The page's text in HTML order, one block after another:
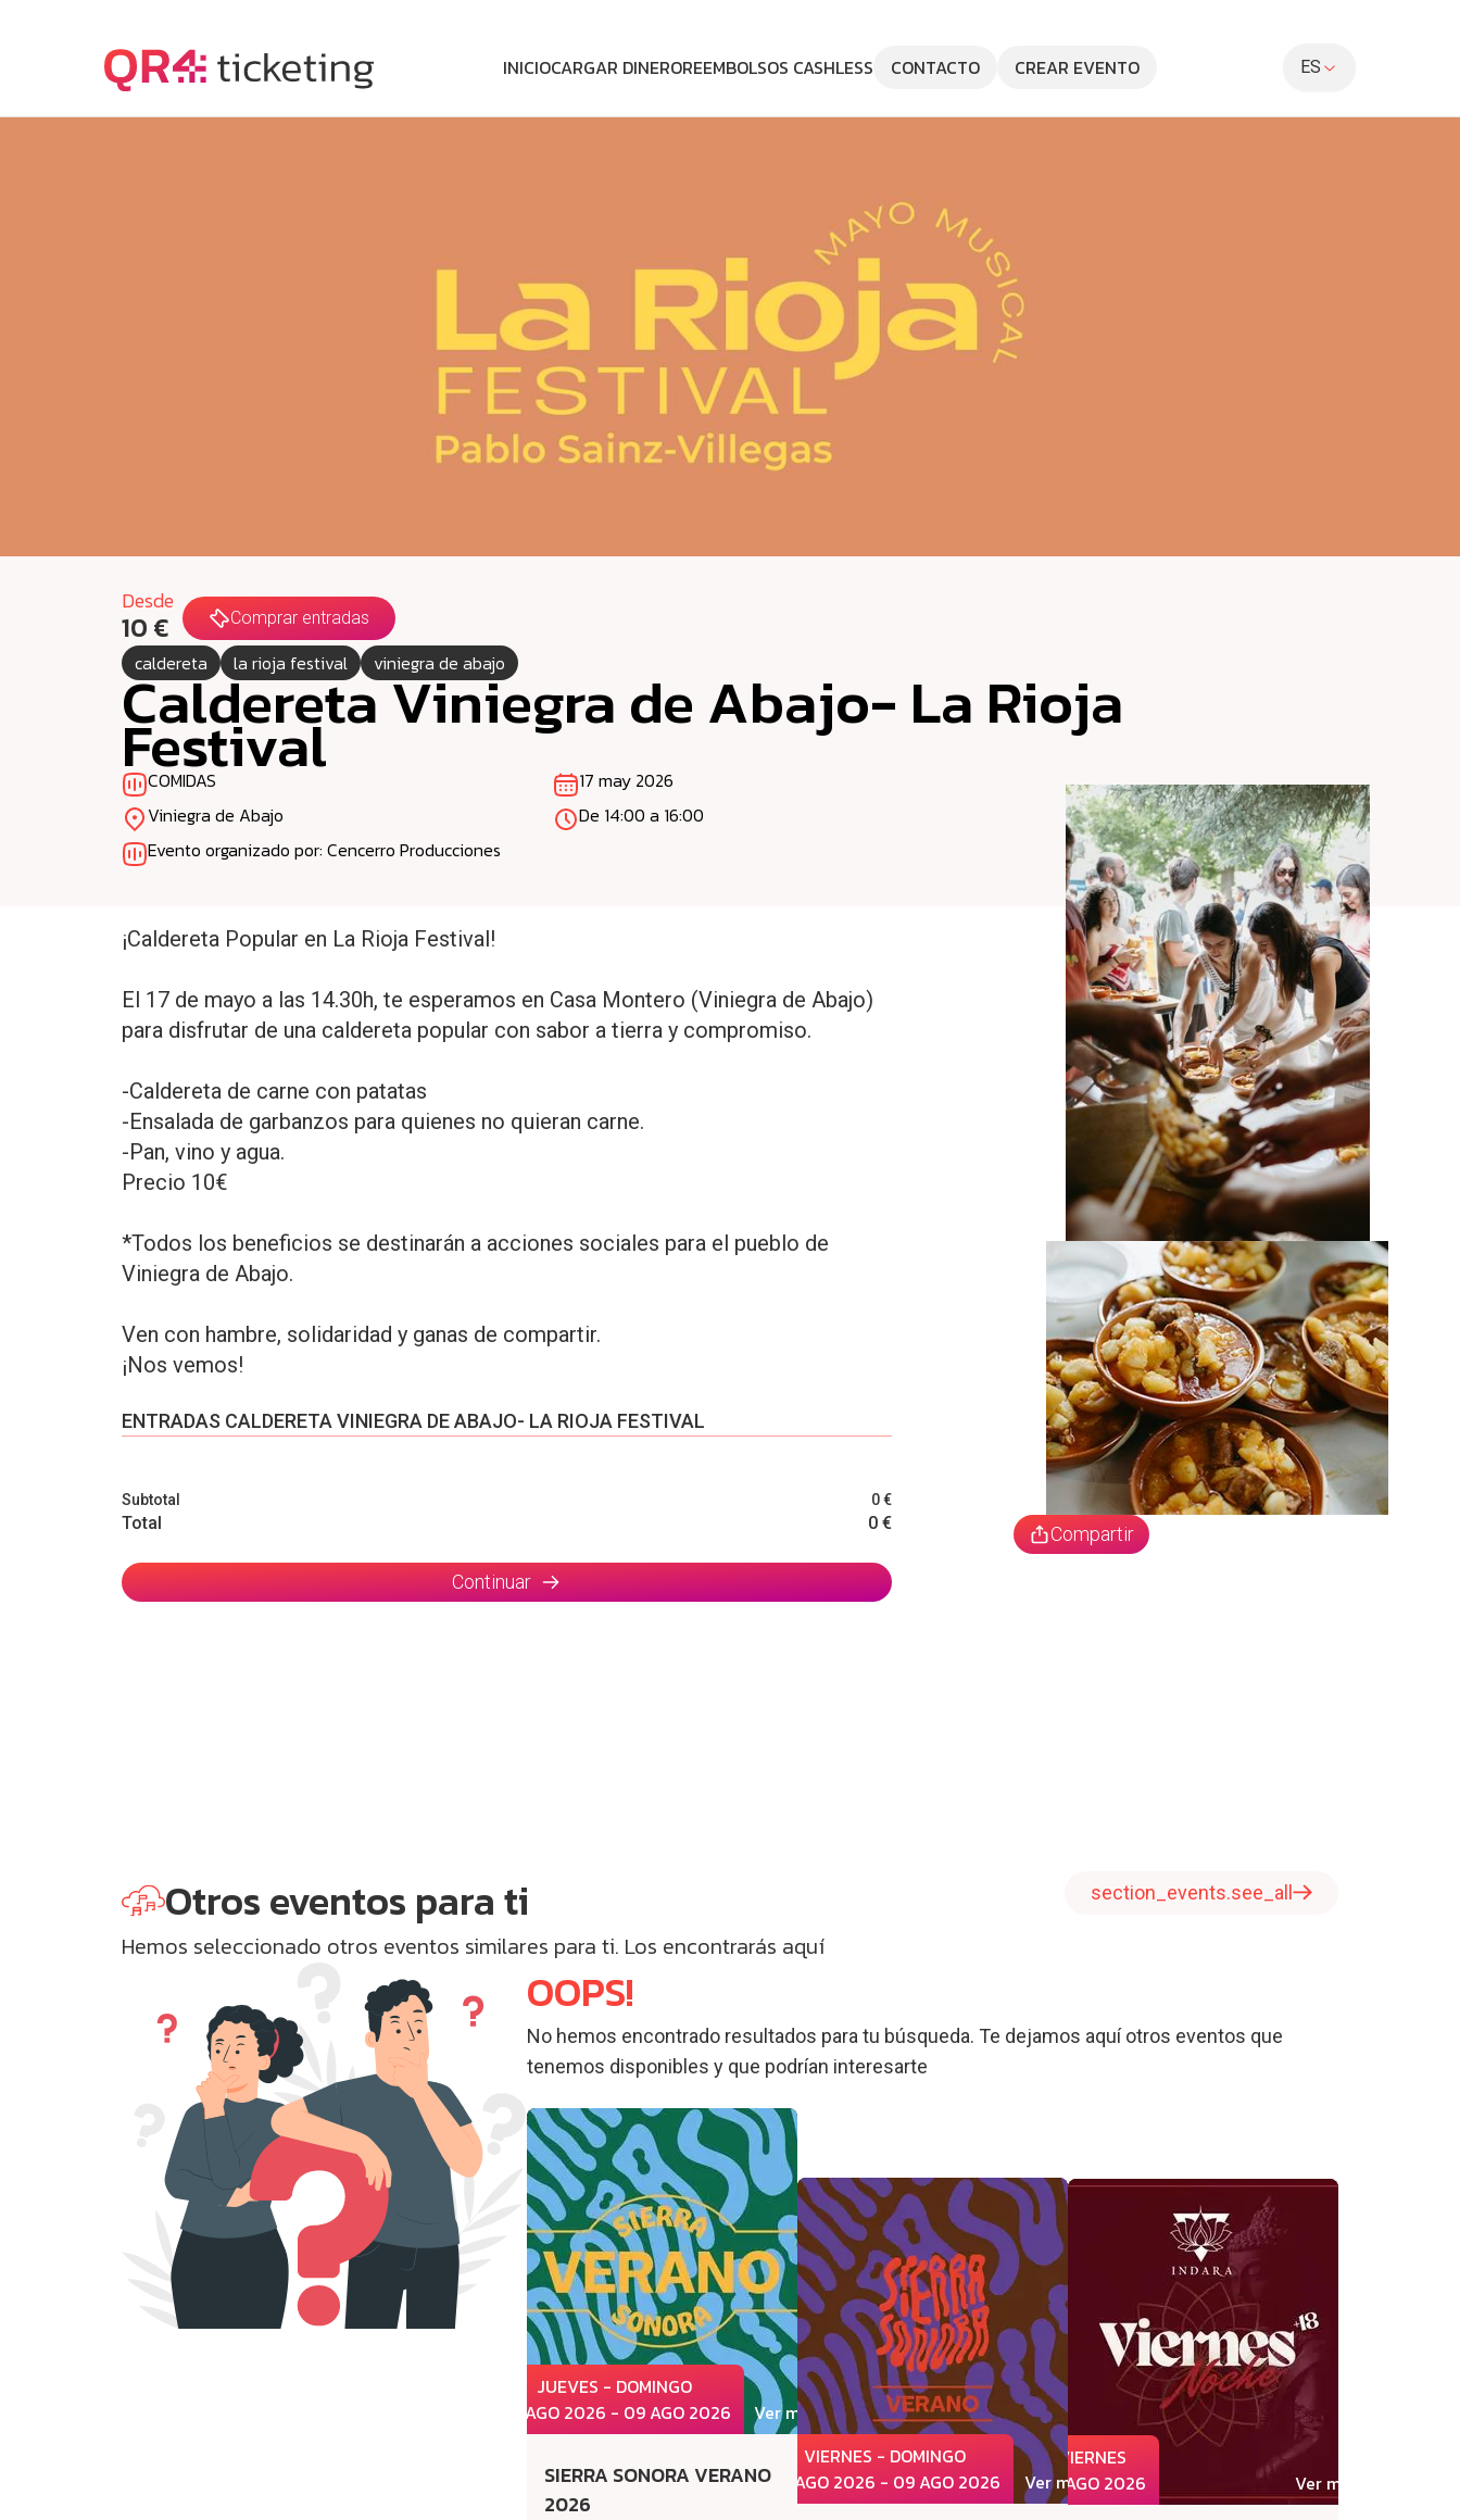
INICIOCARGAR DINEROREEMBOLSOS CASHLESS CONTACTO CREAR EVENTO ES
Desde
10 € Comprar entradas
caldereta la rioja festival viniegra de abajo
Caldereta Viniegra de Abajo- La Rioja
Festival
COMIDAS
Viniegra de Abajo
Evento organizado por: Cencerro Producciones
17 may 2026
De 14:00 a 16:00
¡Caldereta Popular en La Rioja Festival!
El 17 de mayo a las 14.30h, te esperamos en Casa Montero (Viniegra de Abajo)
para disfrutar de una caldereta popular con sabor a tierra y compromiso.
-Caldereta de carne con patatas
-Ensalada de garbanzos para quienes no quieran carne.
-Pan, vino y agua.
Precio 10€
*Todos los beneficios se destinarán a acciones sociales para el pueblo de
Viniegra de Abajo.
Ven con hambre, solidaridad y ganas de compartir.
¡Nos vemos!
ENTRADAS CALDERETA VINIEGRA DE ABAJO- LA RIOJA FESTIVAL
Subtotal 0 €
Total 0 €
Continuar
Compartir
Otros eventos para ti section_events.see_all
Hemos seleccionado otros eventos similares para ti. Los encontrarás aquí
OOPS!
No hemos encontrado resultados para tu búsqueda. Te dejamos aquí otros eventos que
tenemos disponibles y que podrían interesarte
JUEVES - DOMINGO
06 AGO 2026 - 09 AGO 2026
Ver más
SIERRA SONORA VERANO
2026
VIERNES - DOMINGO
07 AGO 2026 - 09 AGO 2026
Ver más
VIERNES
07 AGO 2026
Ver más